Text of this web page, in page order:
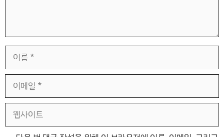
일